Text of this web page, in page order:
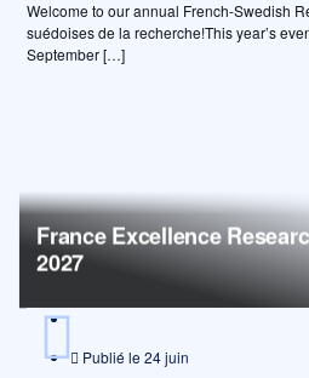
Welcome to our annual French-Swedish
suédoises de la recherche!This year’s
September […]
France Excellence
2027
Publié le 24 juin